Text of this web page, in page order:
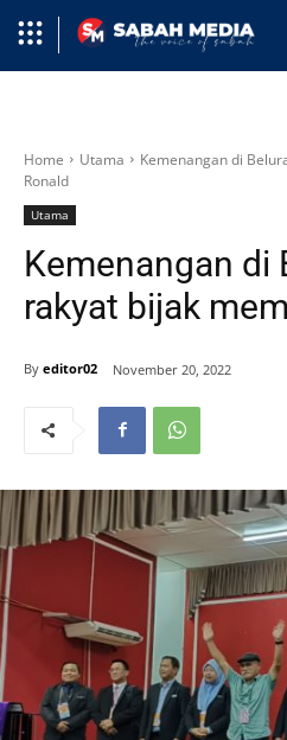
Home Utama
Kemenangan di
Ronald
Utama
Kemenangan di
rakyat bijak
By editor02 November 20, 2022